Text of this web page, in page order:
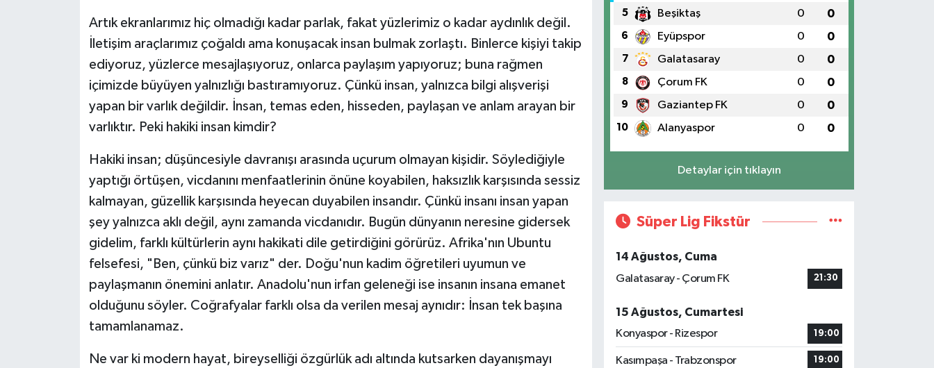
Artık ekranlarımız hiç olmadığı kadar parlak, fakat yüzlerimiz o kadar aydınlık değil.
İletişim araçlarımız çoğaldı ama konuşacak insan bulmak zorlaştı. Binlerce kişiyi takip
ediyoruz, yüzlerce mesajlaşıyoruz, onlarca paylaşım yapıyoruz; buna rağmen
içimizde büyüyen yalnızlığı bastıramıyoruz. Çünkü insan, yalnızca bilgi alışverişi
yapan bir varlık değildir. İnsan, temas eden, hisseden, paylaşan ve anlam arayan bir
varlıktır. Peki hakiki insan kimdir?
Hakiki insan; düşüncesiyle davranışı arasında uçurum olmayan kişidir. Söylediğiyle
yaptığı örtüşen, vicdanını menfaatlerinin önüne koyabilen, haksızlık karşısında sessiz
kalmayan, güzellik karşısında heyecan duyabilen insandır. Çünkü insanı insan yapan
şey yalnızca aklı değil, aynı zamanda vicdanıdır. Bugün dünyanın neresine gidersek
gidelim, farklı kültürlerin aynı hakikati dile getirdiğini görürüz. Afrika'nın Ubuntu
felsefesi, "Ben, çünkü biz varız" der. Doğu'nun kadim öğretileri uyumun ve
paylaşmanın önemini anlatır. Anadolu'nun irfan geleneği ise insanın insana emanet
olduğunu söyler. Coğrafyalar farklı olsa da verilen mesaj aynıdır: İnsan tek başına
tamamlanamaz.
Ne var ki modern hayat, bireyselliği özgürlük adı altında kutsarken dayanışmayı
5 Beşiktaş 0 0
6 Eyüpspor 0 0
7 Galatasaray 0 0
8 Çorum FK 0 0
9 Gaziantep FK 0 0
10 Alanyaspor 0 0
Detaylar için tıklayın
Süper Lig Fikstür
14 Ağustos, Cuma
Galatasaray - Çorum FK
21:30
15 Ağustos, Cumartesi
Konyaspor - Rizespor
19:00
Kasımpaşa - Trabzonspor 19:00